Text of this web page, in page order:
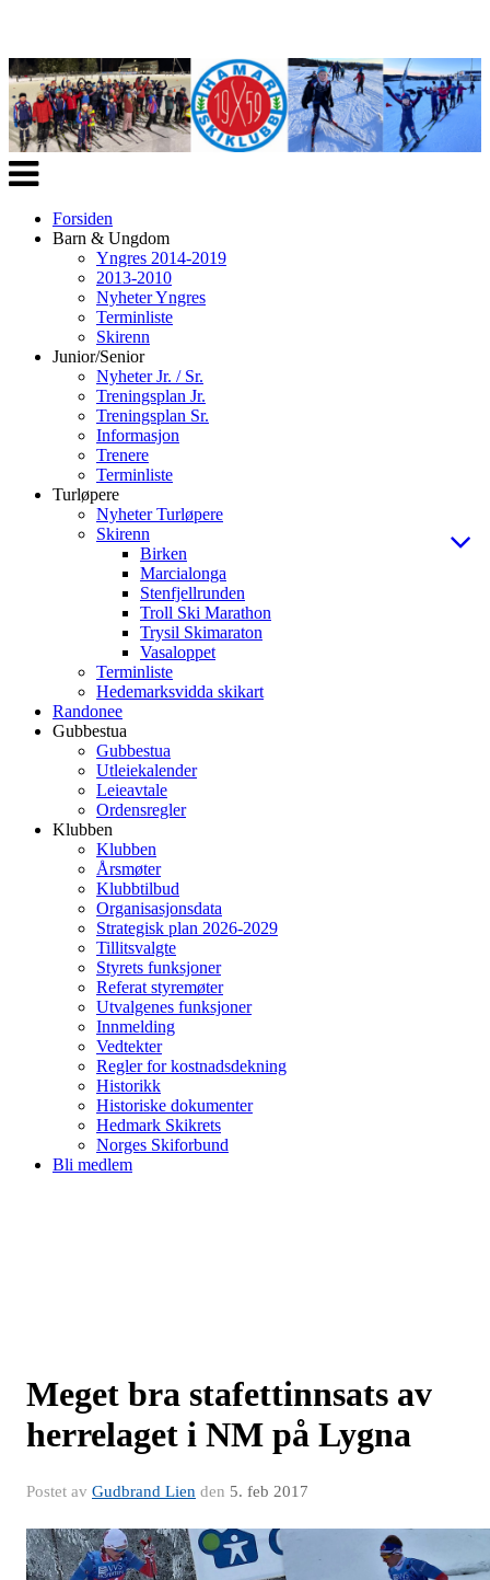
Veksle
navigasjon
Forsiden
Barn & Ungdom
Yngres 2014-2019
2013-2010
Nyheter Yngres
Terminliste
Skirenn
Junior/Senior
Nyheter Jr. / Sr.
Treningsplan Jr.
Treningsplan Sr.
Informasjon
Trenere
Terminliste
Turløpere
Nyheter Turløpere
Skirenn
Birken
Marcialonga
Stenfjellrunden
Troll Ski Marathon
Trysil Skimaraton
Vasaloppet
Terminliste
Hedemarksvidda skikart
Randonee
Gubbestua
Gubbestua
Utleiekalender
Leieavtale
Ordensregler
Klubben
Klubben
Årsmøter
Klubbtilbud
Organisasjonsdata
Strategisk plan 2026-2029
Tillitsvalgte
Styrets funksjoner
Referat styremøter
Utvalgenes funksjoner
Innmelding
Vedtekter
Regler for kostnadsdekning
Historikk
Historiske dokumenter
Hedmark Skikrets
Norges Skiforbund
Bli medlem
Meget bra stafettinnsats av
herrelaget i NM på Lygna
Postet av Gudbrand Lien den 5. feb 2017